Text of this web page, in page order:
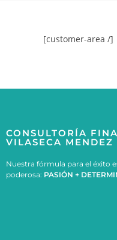
[customer-area /]
CONSULTORÍA
VILASECA MENDEZ
Nuestra fórmula para el éxito
poderosa: PASIÓN +